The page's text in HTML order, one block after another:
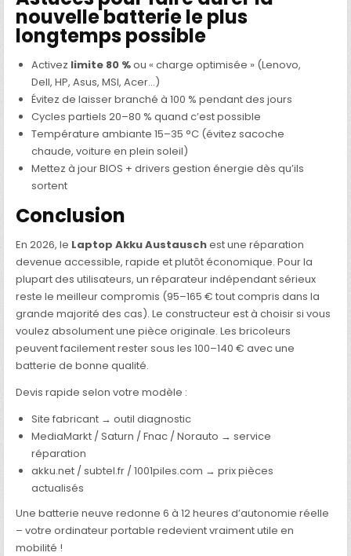
nouvelle batterie le plus
longtemps possible
Activez limite 80 %ou « charge optimisée » (Lenovo,
Dell, HP, Asus, MSI, Acer…)
Évitez de laisser branché à 100 % pendant des jours
Cycles partiels 20–80 % quand c’est possible
Température ambiante 15–35 °C (évitez sacoche
chaude, voiture en plein soleil)
Mettez à jour BIOS + drivers gestion énergie dès qu’ils
sortent
Conclusion
En 2026, le Laptop Akku Austauschest une réparation
devenue accessible, rapide et plutôt économique. Pour la
plupart des utilisateurs, un réparateur indépendant sérieux
reste le meilleur compromis (95–165 € tout compris dans la
grande majorité des cas). Le constructeur est à choisir si vous
voulez absolument une pièce originale. Les bricoleurs
peuvent facilement rester sous les 100–140 € avec une
batterie de bonne qualité.
Devis rapide selon votre modèle :
Site fabricant → outil diagnostic
MediaMarkt / Saturn / Fnac / Norauto → service
réparation
akku.net / subtel.fr / 1001piles.com → prix pièces
actualisés
Une batterie neuve redonne 6 à 12 heures d’autonomie réelle
– votre ordinateur portable redevient vraiment utile en
mobilité !